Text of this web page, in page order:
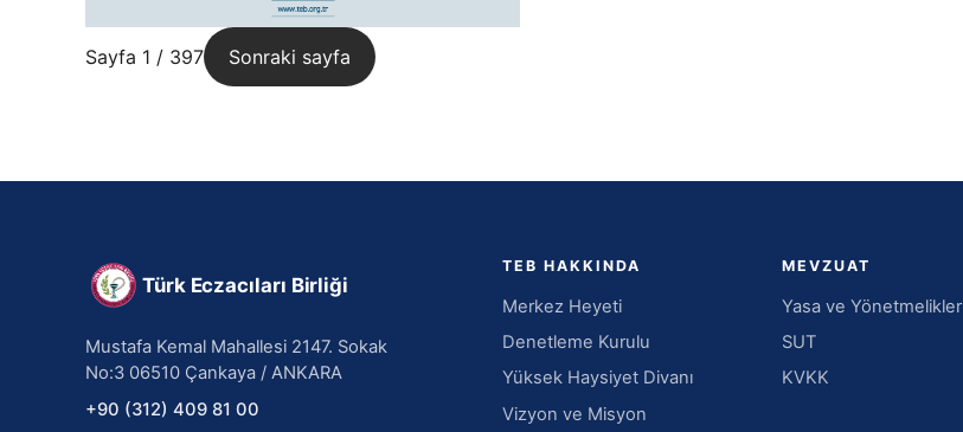
Sayfa 1 / 397 Sonraki sayfa
Türk Eczacıları Birliği
Mustafa Kemal Mahallesi 2147. Sokak
No:3 06510 Çankaya / ANKARA
+90 (312) 409 81 00
TEB HAKKINDA
Merkez Heyeti
Denetleme Kurulu
Yüksek Haysiyet Divanı
Vizyon ve Misyon
MEVZUAT
Yasa ve Yönetmelikler
SUT
KVKK